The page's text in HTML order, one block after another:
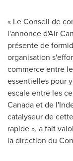
« Le Conseil de
l'annonce d'Air
présente de
organisation
commerce entre
essentielles pour
escale entre les
Canadaet de
catalyseur de
rapide », a fait
la direction du